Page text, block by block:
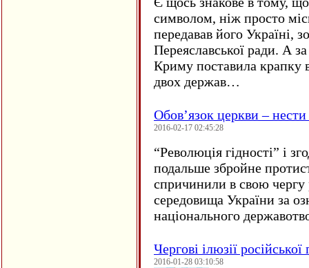
символом, ніж просто
передавав його Україні,
Переяславської ради. А
Криму поставила крапку
двох держав…
Обов’язок церкви –
2016-02-17 02:45:28
“Революція гідності” і
подальше збройне
спричинили в свою чергу
середовища України за
національного
Чергові ілюзії
2016-01-28 03:10:58